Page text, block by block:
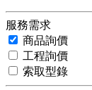
服務需求
商品詢價
工程詢價
索取型錄